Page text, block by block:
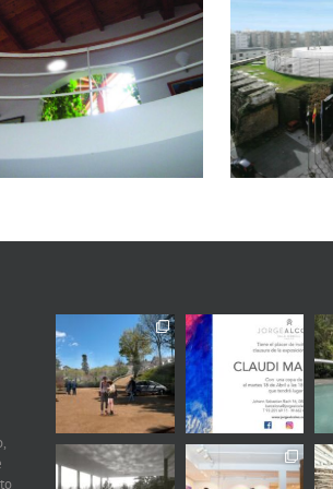
arquitectura de la
la emoción
de los espacios
silenciosos